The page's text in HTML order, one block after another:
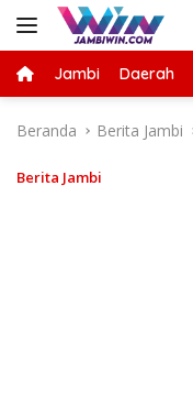
Langsung
Jambi Daerah
Beranda Berita Jambi
Berita Jambi